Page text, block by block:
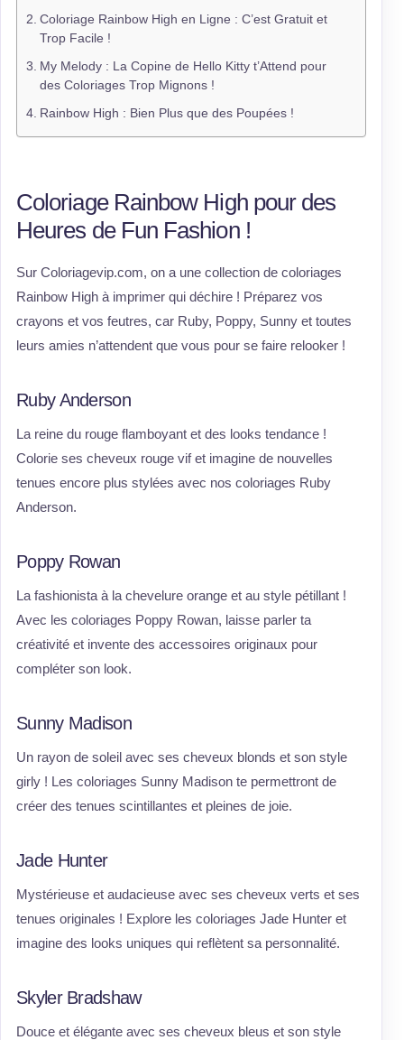
Coloriage Rainbow High en Ligne : C’est Gratuit et
Trop Facile !
My Melody : La Copine de Hello Kitty t’Attend pour
des Coloriages Trop Mignons !
Rainbow High : Bien Plus que des Poupées !
Coloriage Rainbow High pour des
Heures de Fun Fashion !
Sur Coloriagevip.com, on a une collection de coloriages
Rainbow High à imprimer qui déchire ! Préparez vos
crayons et vos feutres, car Ruby, Poppy, Sunny et toutes
leurs amies n’attendent que vous pour se faire relooker !
Ruby Anderson
La reine du rouge flamboyant et des looks tendance !
Colorie ses cheveux rouge vif et imagine de nouvelles
tenues encore plus stylées avec nos coloriages Ruby
Anderson.
Poppy Rowan
La fashionista à la chevelure orange et au style pétillant !
Avec les coloriages Poppy Rowan, laisse parler ta
créativité et invente des accessoires originaux pour
compléter son look.
Sunny Madison
Un rayon de soleil avec ses cheveux blonds et son style
girly ! Les coloriages Sunny Madison te permettront de
créer des tenues scintillantes et pleines de joie.
Jade Hunter
Mystérieuse et audacieuse avec ses cheveux verts et ses
tenues originales ! Explore les coloriages Jade Hunter et
imagine des looks uniques qui reflètent sa personnalité.
Skyler Bradshaw
Douce et élégante avec ses cheveux bleus et son style